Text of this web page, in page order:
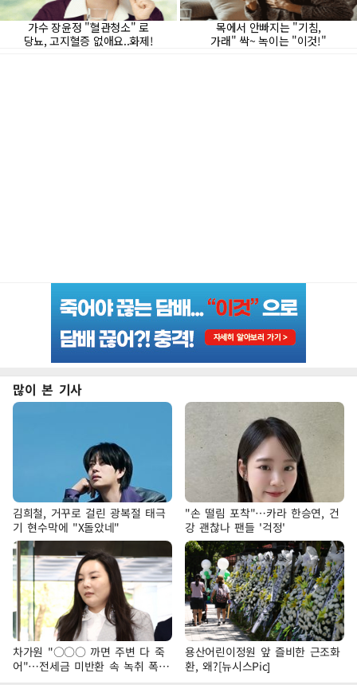
많이 본 기사
김희철, 거꾸로 걸린 광복절 태극
기 현수막에 "X돌았네"
"손 떨림 포착"…카라 한승연, 건
강 괜찮나 팬들 '걱정'
차가원 "○○○ 까면 주변 다 죽
어"…전세금 미반환 속 녹취 폭로
파장
용산어린이정원 앞 즐비한 근조화
환, 왜?[뉴시스Pic]